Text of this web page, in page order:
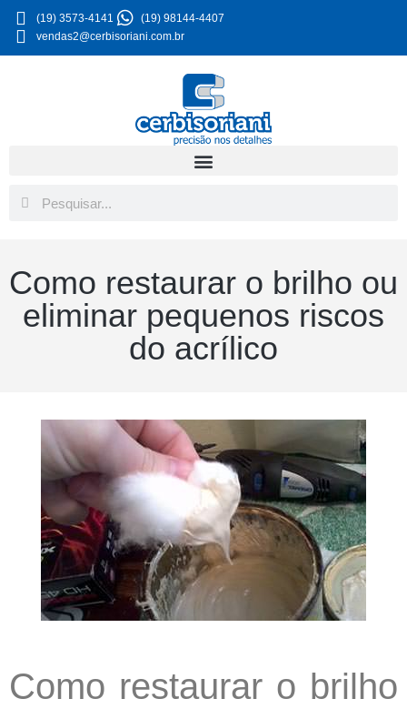
(19) 3573-4141
(19) 98144-4407
vendas2@cerbisoriani.com.br
Como restaurar o brilho ou
eliminar pequenos riscos
do acrílico
Como restaurar o brilho